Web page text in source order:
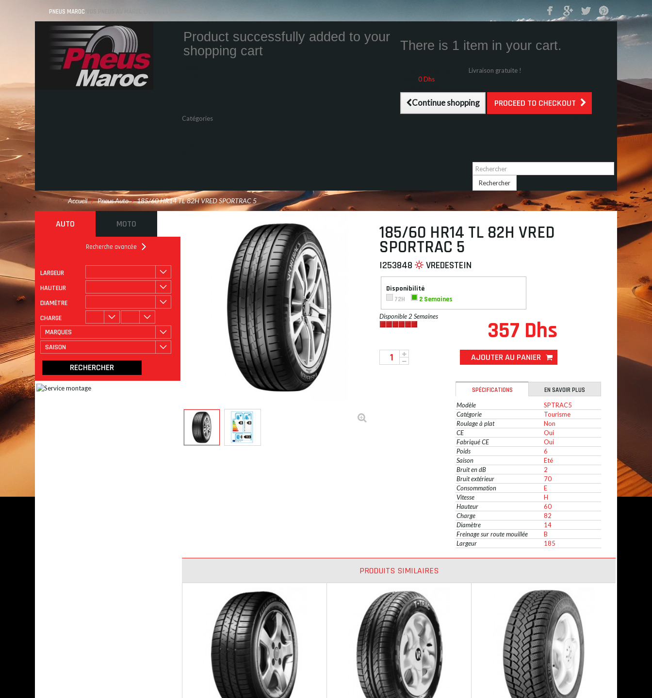
PNEUS MAROC VOS PNEUS AU MAROC LIVRÉS ET MONTÉS
Product successfully added to your
shopping cart
There is 1 item in your cart.
Livraison gratuite !
0 Dhs
Continue shopping PROCEED TO CHECKOUT
Catégories
Rechercher
Accueil / Pneus Auto > 185/60 HR14 TL 82H VRED SPORTRAC 5
AUTO MOTO
Recherche avancée
LARGEUR
HAUTEUR
DIAMÈTRE
CHARGE
MARQUES
SAISON
ROULAGE À PLAT
185/60 HR14 TL 82H VRED
SPORTRAC 5
I253848 VREDESTEIN
Disponibilité
72H
2 Semaines
Disponible 2 Semaines
357 Dhs
AJOUTER AU PANIER
SPÉCIFICATIONS
EN SAVOIR PLUS
Modèle
SPTRAC5
Catégorie
Tourisme
Roulage à plat
Non
CE
Oui
Fabriqué CE
Oui
Poids
6
Saison
Eté
Bruit en dB
2
Bruit extérieur
70
Consommation
E
Vitesse
H
Hauteur
60
Charge
82
Diamètre
14
Freinage sur route mouillée
B
Largeur
185
PRODUITS SIMILAIRES